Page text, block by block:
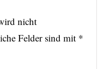
nicht
Felder sind mit *